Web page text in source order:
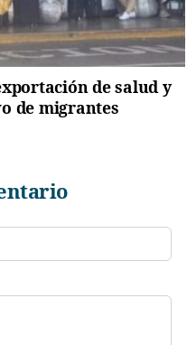
de salud y
de migrantes